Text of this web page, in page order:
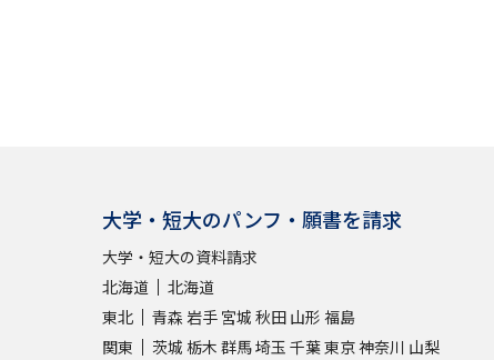
大学・短大のパンフ・願書を請求
大学・短大の資料請求
北海道
北海道
東北
青森 岩手 宮城 秋田 山形 福島
関東
茨城 栃木 群馬埼玉 千葉東京神奈川 山梨